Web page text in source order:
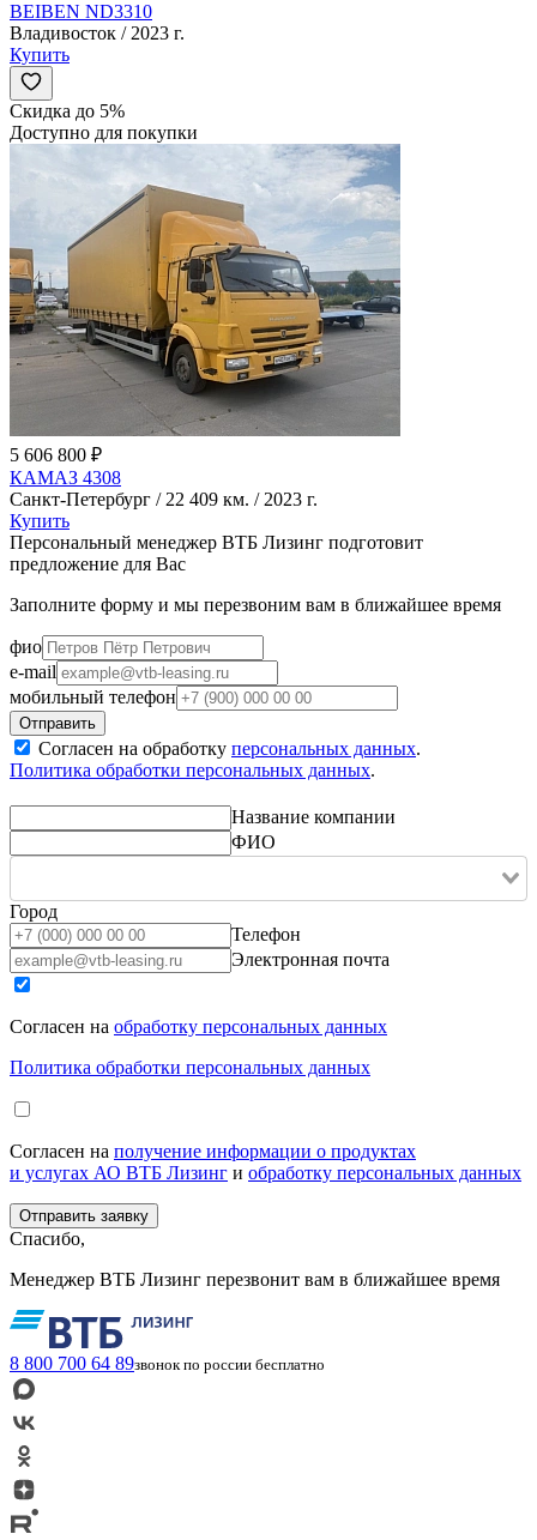
BEIBEN ND3310
Владивосток / 2023 г.
Купить
Скидка до 5%
Доступно для покупки
5 606 800 ₽
КАМАЗ 4308
Санкт-Петербург / 22 409 км. / 2023 г.
Купить
Персональный менеджер ВТБ Лизинг подготовит
предложение для Вас
Заполните форму и мы перезвоним вам в ближайшее время
фио
e-mail
мобильный телефон
Согласен на обработку персональных данных.
Политика обработки персональных данных.
Название компании
ФИО
Город
Телефон
Электронная почта
Согласен на обработку персональных данных
Политика обработки персональных данных
Согласен на получение информации о продуктах
и услугах АО ВТБ Лизинг и обработку персональных данных
Спасибо,
Менеджер ВТБ Лизинг перезвонит вам в ближайшее время
8 800 700 64 89звонок по россии бесплатно